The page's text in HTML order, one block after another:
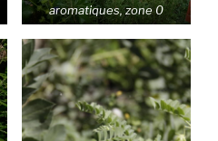
aromatiques, zone 0